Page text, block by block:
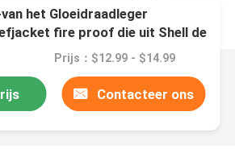
het Gloeidraadleger
fire proof die uit Shell de
Prijs：$12.99 - $14.99
Contacteer ons